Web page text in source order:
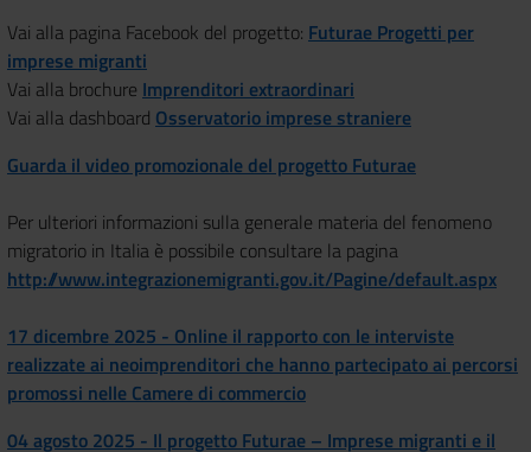
Vai alla pagina Facebook del progetto: Futurae Progetti per
imprese migranti
Vai alla brochure Imprenditori extraordinari
Vai alla dashboard Osservatorio imprese straniere
Guarda il video promozionale del progetto Futurae
Per ulteriori informazioni sulla generale materia del fenomeno
migratorio in Italia è possibile consultare la pagina
http://www.integrazionemigranti.gov.it/Pagine/default.aspx
17 dicembre 2025 - Online il rapporto con le interviste
realizzate ai neoimprenditori che hanno partecipato ai percorsi
promossi nelle Camere di commercio
04 agosto 2025 - Il progetto Futurae – Imprese migranti e il